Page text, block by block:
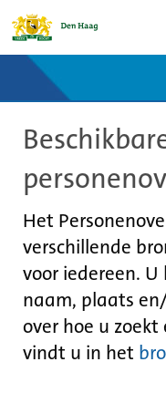
Ontdek de stad
De studiezaal
Bronnen en
Contact
Het
verschillende
voor iedereen.
naam, plaats
over hoe u
vindt u in het